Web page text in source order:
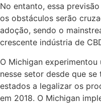
No entanto, essa
os obstáculos serão
adoção, sendo o
crescente indústria de
O Michigan
nesse setor desde que
estados a legalizar os
em 2018. O Michigan